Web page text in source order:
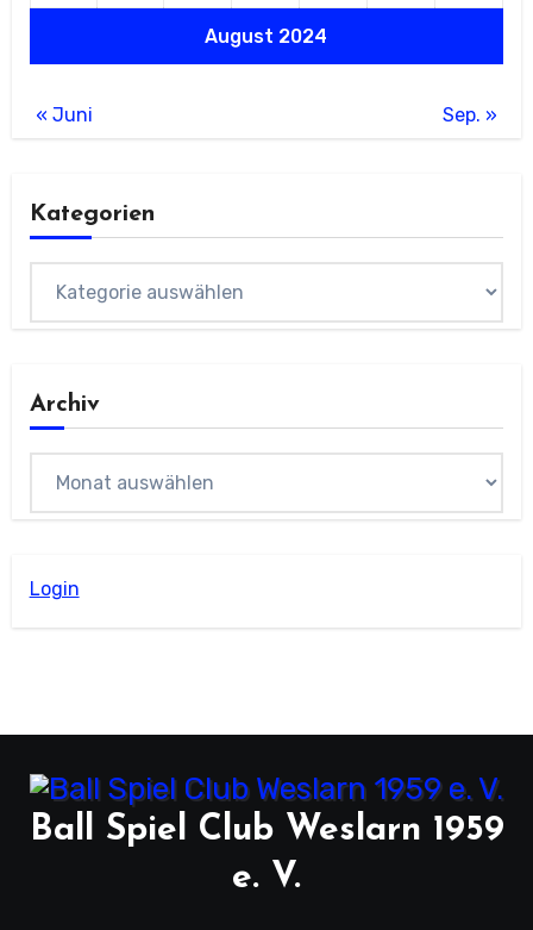
August 2024
« Juni Sep. »
Kategorien
Archiv
Login
Ball Spiel Club Weslarn 1959
e. V.